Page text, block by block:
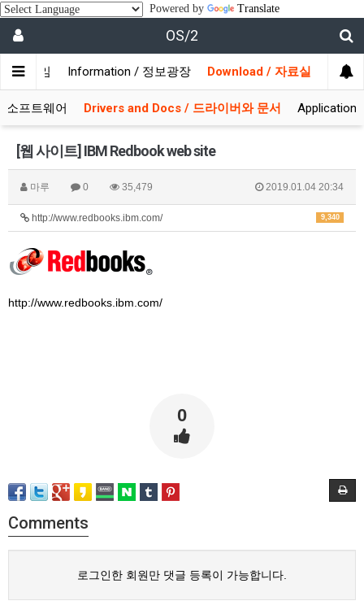
Powered by Translate
OS/2
자모임 Information / 정보광장 Download / 자료실
소프트웨어 Drivers and Docs / 드라이버와 문서
[웹 사이트] IBM Redbook web site
마루 0 35,479 2019.01.04 20:34
9,340
http://www.redbooks.ibm.com/
http://www.redbooks.ibm.com/
0
Comments
로그인한 회원만 댓글 등록이 가능합니다.